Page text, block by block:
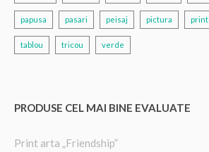
papusa pasari peisaj pictura print
tablou tricou verde
PRODUSE CEL MAI BINE EVALUATE
Print arta „Friendship”